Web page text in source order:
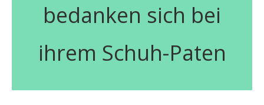
bedanken sich bei
ihrem Schuh-Paten